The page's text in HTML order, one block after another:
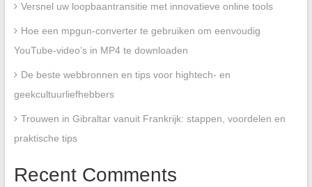
Versnel uw loopbaantransitie met innovatieve online tools
Hoe een mpgun-converter te gebruiken om eenvoudig
YouTube-video’s in MP4 te downloaden
De beste webbronnen en tips voor hightech- en
geekcultuurliefhebbers
Trouwen in Gibraltar vanuit Frankrijk: stappen, voordelen en
praktische tips
Recent Comments